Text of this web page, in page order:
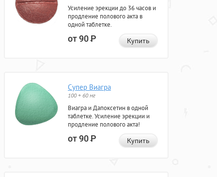
Усиление эрекции до 36 часов и
продление полового акта в
одной таблетке.
от 90Р Купить
Супер Виагра
100 + 60 мг
Виагра и Дапоксетин в одной
таблетке. Усиление эрекции и
продление полового акта!
от 90Р Купить